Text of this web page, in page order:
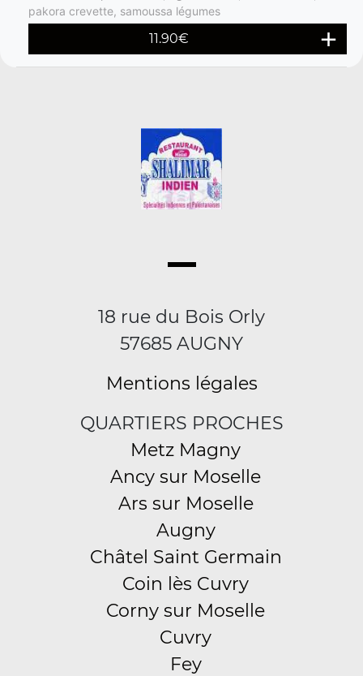
pakora crevette, samoussa légumes
11.90€
18 rue du Bois Orly
57685 AUGNY
Mentions légales
QUARTIERS PROCHES
Metz Magny
Ancy sur Moselle
Ars sur Moselle
Augny
Châtel Saint Germain
Coin lès Cuvry
Corny sur Moselle
Cuvry
Fey